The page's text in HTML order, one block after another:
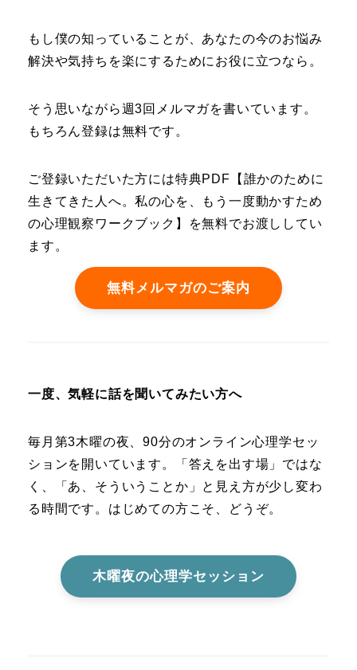
もし僕の知っていることが、あなたの今のお悩み
解決や気持ちを楽にするためにお役に立つなら。
そう思いながら週3回メルマガを書いています。
もちろん登録は無料です。
ご登録いただいた方には特典PDF【誰かのために
生きてきた人へ。私の心を、もう一度動かすため
の心理観察ワークブック】を無料でお渡ししてい
ます。
無料メルマガのご案内
一度、気軽に話を聞いてみたい方へ
毎月第3木曜の夜、90分のオンライン心理学セッ
ションを開いています。「答えを出す場」ではな
く、「あ、そういうことか」と見え方が少し変わ
る時間です。はじめての方こそ、どうぞ。
木曜夜の心理学セッション